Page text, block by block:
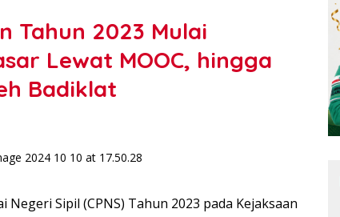
Tahun 2023 Mulai
Lewat MOOC, hingga
Badiklat
Negeri Sipil (CPNS) Tahun 2023 pada Kejaksaan